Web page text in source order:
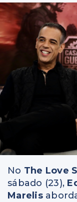
No The Love
sábado (23),
Marelis